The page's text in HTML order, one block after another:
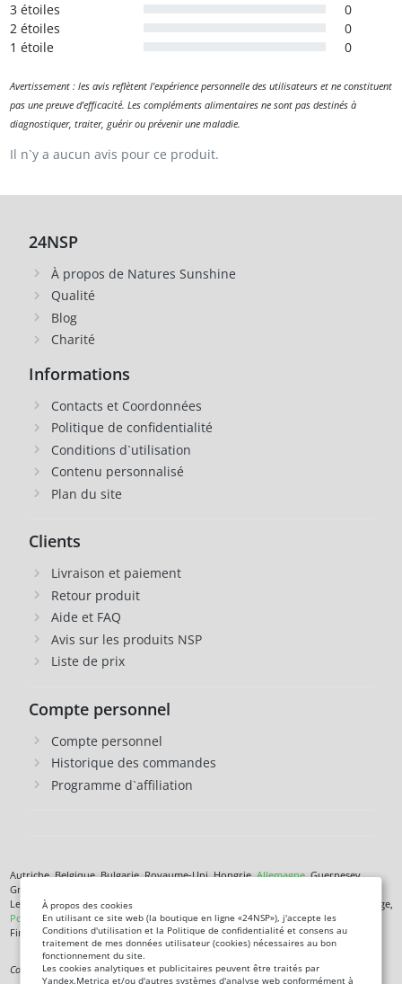
3 étoiles
0
2 étoiles
0
1 étoile
0
Avertissement : les avis reflètent l'expérience personnelle des utilisateurs et ne constituent
pas une preuve d'efficacité. Les compléments alimentaires ne sont pas destinés à
diagnostiquer, traiter, guérir ou prévenir une maladie.
Il n`y a aucun avis pour ce produit.
24NSP
À propos de Natures Sunshine
Qualité
Blog
Charité
Informations
Contacts et Coordonnées
Politique de confidentialité
Conditions d`utilisation
Contenu personnalisé
Plan du site
Clients
Livraison et paiement
Retour produit
Aide et FAQ
Avis sur les produits NSP
Liste de prix
Compte personnel
Compte personnel
Historique des commandes
Programme d`affiliation
Autriche, Belgique, Bulgarie, Royaume-Uni, Hongrie,Allemagne, Guernesey,
Grèce, Danemark, Jersey, Irlande, Islande,
Lettonie, Lituanie, Liechtenstein, Luxembourg, Malte, Monaco, Pays-Bas, Norvège,
Pologne, République tchèque,Roumanie , Saint-Marin, Slovénie, Îles Féroé,
Finlande,France, Croatie,Suède, Estonie.
Complément alimentaire. Ce n'est pas un médicament. Non destiné à diagnostiquer,
À propos des cookies
En utilisant ce site web (la boutique en ligne «24NSP»), j'accepte les
Conditions d'utilisation et la Politique de confidentialité et consens au
traitement de mes données utilisateur (cookies) nécessaires au bon
fonctionnement du site.
Les cookies analytiques et publicitaires peuvent être traités par
Yandex.Metrica et/ou d'autres systèmes d'analyse web conformément à